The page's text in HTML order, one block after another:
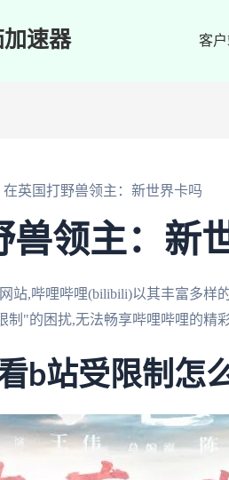
速器 客
在英国打野兽领主：新世界卡吗
兽领主：新
站,哔哩哔哩(bilibili)以其丰富多样
制"的困扰,无法畅享哔哩哔哩的精
b站受限制怎